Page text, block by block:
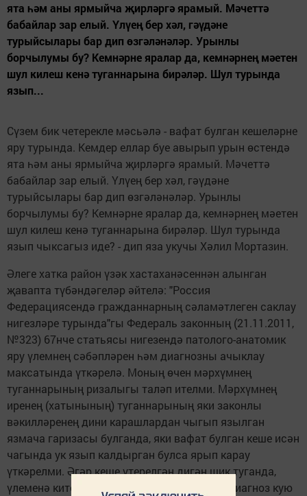
ята һәм аны ярмыйча җирләргә ярамый. Мәчеттә
бабайлар зар елый. Үлүең бер хәл, гәүдәне
турыйсылары бар дип өзгәләнәләр. Урынлы
борчылумы бу? Кемнәрне яралар да, кемнәрнең мәетен
шул килеш кенә туганнарына бирәләр. Шул турында
язып...
Сүзем бик четерекле мәсьәлә - вафат булган кешеләрне
яру турында. Кемдер еллар буе авырып урын өстендә
ята һәм аны ярмыйча җирләргә ярамый. Мәчеттә
бабайлар зар елый. Үлүең бер хәл, гәүдәне
турыйсылары бар дип өзгәләнәләр. Урынлы
борчылумы бу? Кемнәрне яралар да, кемнәрнең мәетен
шул килеш кенә туганнарына бирәләр. Шул турында
язып чыксагыз иде? - дип яза укучы Хәлил Мортазин.
Әлеге хатка район үзәк хастаханәсеннән алынган
җавапта түбәндәгеләр әйтелә: "Россия
Федерациясендә гражданнарның сәламәтлеген саклау
нигезләре турында"гы Федераль законның (21.11.2011,
№323) 67нче статьясы нигезендә патолого-анатомик
яру үлемнең сәбәпләрен һәм диагнозны ачыклау
максатында үткәрелә. Моның өчен мәрхүмнең
туганнарының ризалыгы таләп ителми. Мәрхүмнең
иренең (хатынының) туганнарының яки законлы
вәкилләренең дини карашлардан чыгып язылган
язмача гаризасы булганда, яки вафат булган кеше исән
чагында ук язып калдырган булса ярып карау
үткәрелми. Әгәр кеше үтерелгән дигән шик туганда,
үлеменә китергән авыруына төгәл клиник диагноз кую